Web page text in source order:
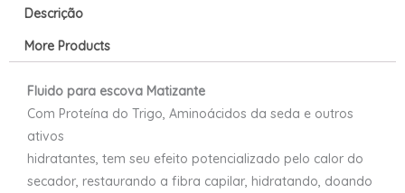
Descrição
More Products
Fluido para escova Matizante
Com Proteína do Trigo, Aminoácidos da seda e outros
ativos
hidratantes, tem seu efeito potencializado pelo calor do
secador, restaurando a fibra capilar, hidratando, doando